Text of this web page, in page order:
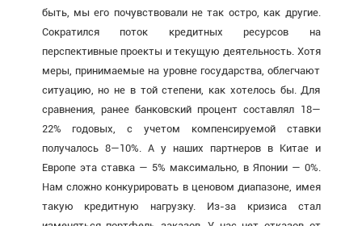
быть, мы его почувствовали не так остро, как другие.
Сократился поток кредитных ресурсов на
перспективные проекты и текущую деятельность. Хотя
меры, принимаемые на уровне государства, облегчают
ситуацию, но не в той степени, как хотелось бы. Для
сравнения, ранее банковский процент составлял 18—
22% годовых, с учетом компенсируемой ставки
получалось 8—10%. А у наших партнеров в Китае и
Европе эта ставка — 5% максимально, в Японии — 0%.
Нам сложно конкурировать в ценовом диапазоне, имея
такую кредитную нагрузку. Из-за кризиса стал